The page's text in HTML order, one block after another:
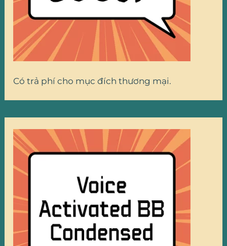
Có trả phí cho mục đích thương mại.